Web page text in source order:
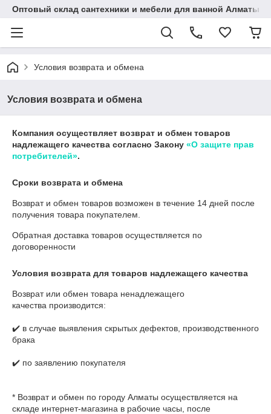
Оптовый склад сантехники и мебели для ванной Алматы •
Условия возврата и обмена
Условия возврата и обмена
Компания осуществляет возврат и обмен товаров
надлежащего качества согласно Закону «О защите прав
потребителей».
Сроки возврата и обмена
Возврат и обмен товаров возможен в течение 14 дней после
получения товара покупателем.
Обратная доставка товаров осуществляется по
договоренности
Условия возврата для товаров надлежащего качества
Возврат или обмен товара ненадлежащего
качества производится:
✔️ в случае выявления скрытых дефектов, производственного
брака
✔️ по заявлению покупателя
* Возврат и обмен по городу Алматы осуществляется на
складе интернет-магазина в рабочие часы, после